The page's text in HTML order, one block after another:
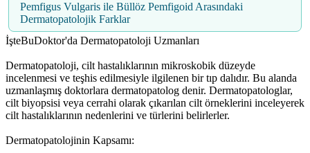
Pemfigus Vulgaris ile Büllöz Pemfigoid Arasındaki
Dermatopatolojik Farklar
İşteBuDoktor'da Dermatopatoloji Uzmanları
Dermatopatoloji, cilt hastalıklarının mikroskobik düzeyde
incelenmesi ve teşhis edilmesiyle ilgilenen bir tıp dalıdır. Bu alanda
uzmanlaşmış doktorlara dermatopatolog denir. Dermatopatologlar,
cilt biyopsisi veya cerrahi olarak çıkarılan cilt örneklerini inceleyerek
cilt hastalıklarının nedenlerini ve türlerini belirlerler.
Dermatopatolojinin Kapsamı: